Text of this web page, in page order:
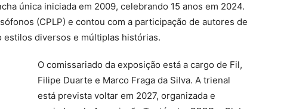
única iniciada em 2009, celebrando 15 anos em 2024.
(CPLP) e contou com a participação de autores de
estilos diversos e múltiplas histórias.
O comissariado da exposição está a cargo de Fil,
Filipe Duarte e Marco Fraga da Silva. A trienal
está prevista voltar em 2027, organizada e